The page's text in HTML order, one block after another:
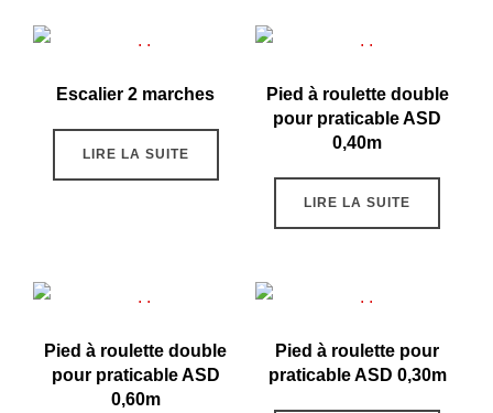
Escalier 2 marches
LIRE LA SUITE
Pied à roulette double
pour praticable ASD
0,40m
LIRE LA SUITE
Pied à roulette double
pour praticable ASD
0,60m
Pied à roulette pour
praticable ASD 0,30m